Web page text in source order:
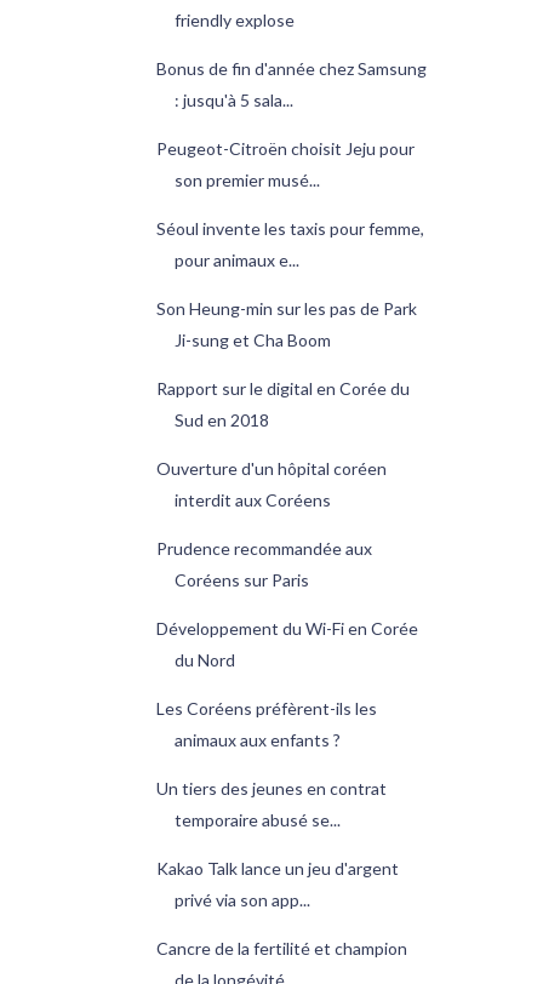
friendly explose
Bonus de fin d'année chez Samsung
: jusqu'à 5 sala...
Peugeot-Citroën choisit Jeju pour
son premier musé...
Séoul invente les taxis pour femme,
pour animaux e...
Son Heung-min sur les pas de Park
Ji-sung et Cha Boom
Rapport sur le digital en Corée du
Sud en 2018
Ouverture d'un hôpital coréen
interdit aux Coréens
Prudence recommandée aux
Coréens sur Paris
Développement du Wi-Fi en Corée
du Nord
Les Coréens préfèrent-ils les
animaux aux enfants ?
Un tiers des jeunes en contrat
temporaire abusé se...
Kakao Talk lance un jeu d'argent
privé via son app...
Cancre de la fertilité et champion
de la longévité